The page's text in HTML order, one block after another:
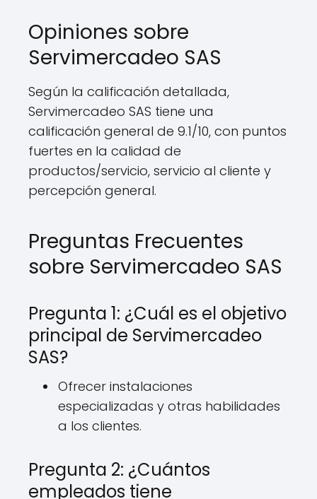
Opiniones sobre
Servimercadeo SAS
Según la calificación detallada,
Servimercadeo SAS tiene una
calificación general de 9.1/10, con puntos
fuertes en la calidad de
productos/servicio, servicio al cliente y
percepción general.
Preguntas Frecuentes
sobre Servimercadeo SAS
Pregunta 1: ¿Cuál es el objetivo
principal de Servimercadeo
SAS?
Ofrecer instalaciones
especializadas y otras habilidades
a los clientes.
Pregunta 2: ¿Cuántos
empleados tiene